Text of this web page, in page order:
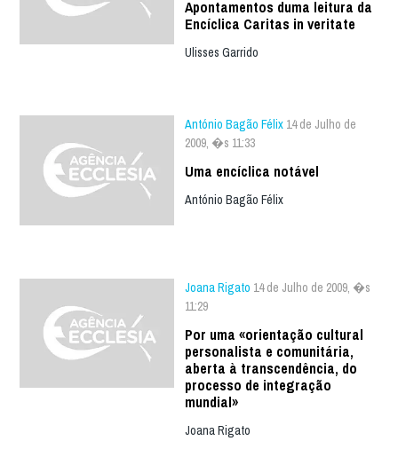
Apontamentos duma leitura da
Encíclica Caritas in veritate
Ulisses Garrido
António Bagão Félix 14 de Julho de
2009, �s 11:33
Uma encíclica notável
António Bagão Félix
Joana Rigato 14 de Julho de 2009, �s
11:29
Por uma «orientação cultural
personalista e comunitária,
aberta à transcendência, do
processo de integração
mundial»
Joana Rigato